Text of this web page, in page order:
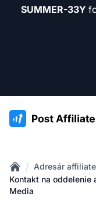
SUMMER-33Y
:site.title
Home
/ Adresár
Kontakt na oddelenie
Media